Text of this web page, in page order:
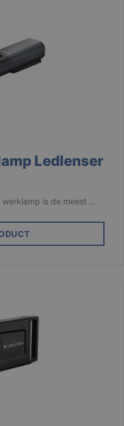
Ledlenser
werklamp is de meest …